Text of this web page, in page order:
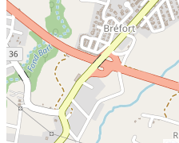
Localisation en cours...